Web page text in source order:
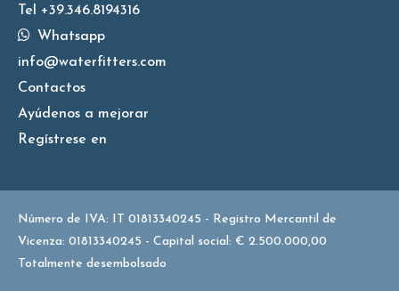
Tel +39.346.8194316
Whatsapp
info@waterfitters.com
Contactos
Ayúdenos a mejorar
Regístrese en
Número de IVA: IT 01813340245 - Registro Mercantil de
Vicenza: 01813340245 - Capital social: € 2.500.000,00
Totalmente desembolsado